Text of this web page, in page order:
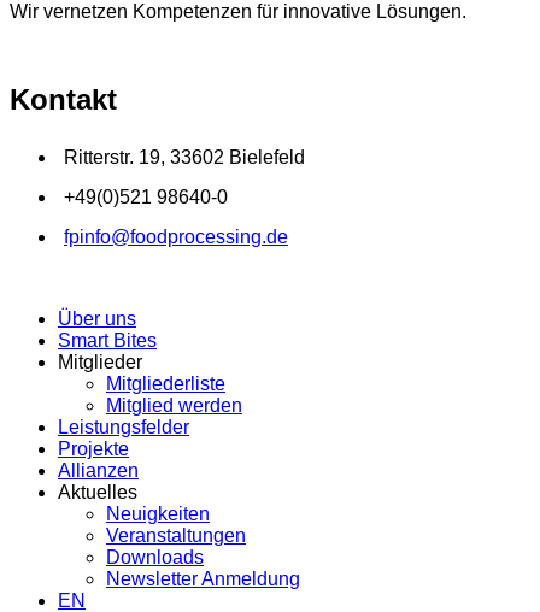
Wir vernetzen Kompetenzen für innovative Lösungen.
Kontakt
Ritterstr. 19, 33602 Bielefeld
+49(0)521 98640-0
fpinfo@foodprocessing.de
Über uns
Smart Bites
Mitglieder
Mitgliederliste
Mitglied werden
Leistungsfelder
Projekte
Allianzen
Aktuelles
Neuigkeiten
Veranstaltungen
Downloads
Newsletter Anmeldung
EN